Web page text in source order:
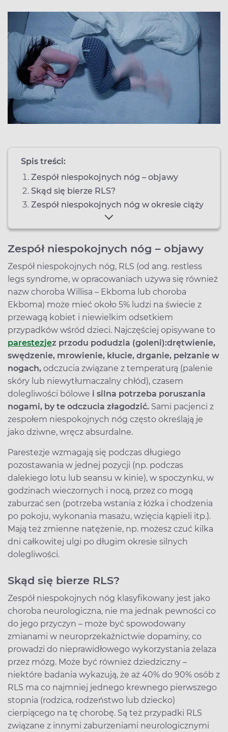
Spis treści:
Zespół niespokojnych nóg – objawy
Skąd się bierze RLS?
Zespół niespokojnych nóg w okresie ciąży
Zespół niespokojnych nóg – objawy
Zespół niespokojnych nóg, RLS (od ang. restless
legs syndrome, w opracowaniach używa się również
nazw choroba Willisa – Ekboma lub choroba
Ekboma) może mieć około 5% ludzi na świecie z
przewagą kobiet i niewielkim odsetkiem
przypadków wśród dzieci. Najczęściej opisywane to
parestezjez przodu podudzia (goleni):drętwienie,
swędzenie, mrowienie, kłucie, drganie, pełzanie w
nogach, odczucia związane z temperaturą (palenie
skóry lub niewytłumaczalny chłód), czasem
dolegliwości bólowe i silna potrzeba poruszania
nogami, by te odczucia złagodzić. Sami pacjenci z
zespołem niespokojnych nóg często określają je
jako dziwne, wręcz absurdalne.
Parestezje wzmagają się podczas długiego
pozostawania w jednej pozycji (np. podczas
dalekiego lotu lub seansu w kinie), w spoczynku, w
godzinach wieczornych i nocą, przez co mogą
zaburzać sen (potrzeba wstania z łóżka i chodzenia
po pokoju, wykonania masażu, wzięcia kąpieli itp.).
Mają też zmienne natężenie, np. możesz czuć kilka
dni całkowitej ulgi po długim okresie silnych
dolegliwości.
Skąd się bierze RLS?
Zespół niespokojnych nóg klasyfikowany jest jako
choroba neurologiczna, nie ma jednak pewności co
do jego przyczyn – może być spowodowany
zmianami w neuroprzekaźnictwie dopaminy, co
prowadzi do nieprawidłowego wykorzystania żelaza
przez mózg. Może być również dziedziczny –
niektóre badania wykazują, że aż 40% do 90% osób z
RLS ma co najmniej jednego krewnego pierwszego
stopnia (rodzica, rodzeństwo lub dziecko)
cierpiącego na tę chorobę. Są też przypadki RLS
związane z innymi zaburzeniami neurologicznymi